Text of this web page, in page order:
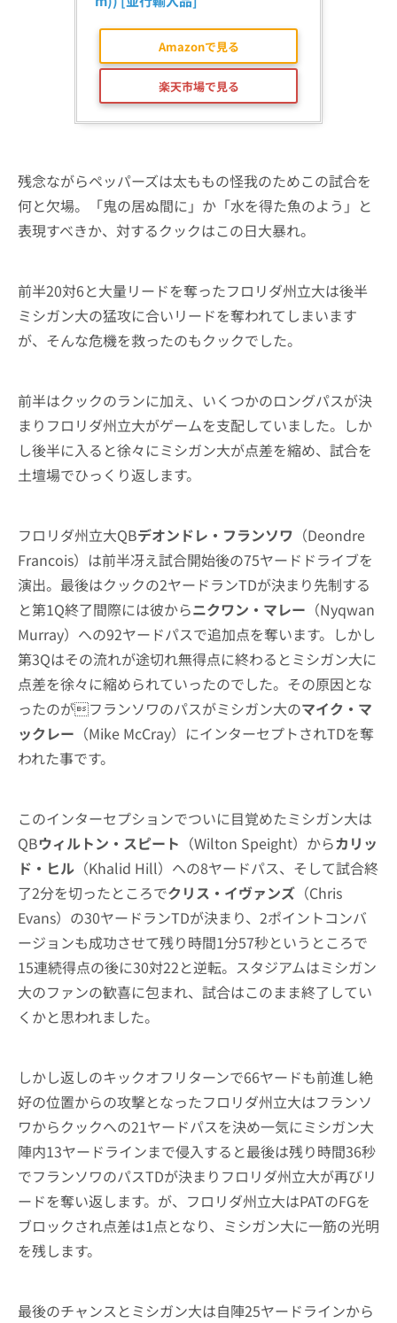
Amazonで見る
楽天市場で見る
残念ながらペッパーズは太ももの怪我のためこの試合を
何と欠場。「鬼の居ぬ間に」か「水を得た魚のよう」と
表現すべきか、対するクックはこの日大暴れ。
前半20対6と大量リードを奪ったフロリダ州立大は後半
ミシガン大の猛攻に合いリードを奪われてしまいます
が、そんな危機を救ったのもクックでした。
前半はクックのランに加え、いくつかのロングパスが決
まりフロリダ州立大がゲームを支配していました。しか
し後半に入ると徐々にミシガン大が点差を縮め、試合を
土壇場でひっくり返します。
フロリダ州立大QBデオンドレ・フランソワ （Deondre
Francois）は前半冴え試合開始後の75ヤードドライブを
演出。最後はクックの2ヤードランTDが決まり先制する
と第1Q終了間際には彼からニクワン・マレー （Nyqwan
Murray）への92ヤードパスで追加点を奪います。しかし
第3Qはその流れが途切れ無得点に終わるとミシガン大に
点差を徐々に縮められていったのでした。その原因とな
ったのがフランソワのパスがミシガン大のマイク・マ
ックレー （Mike McCray）にインターセプトされTDを奪
われた事です。
このインターセプションでついに目覚めたミシガン大は
QBウィルトン・スピート （Wilton Speight）からカリッ
ド・ヒル （Khalid Hill）への8ヤードパス、そして試合終
了2分を切ったところでクリス・イヴァンズ （Chris
Evans）の30ヤードランTDが決まり、2ポイントコンバ
ージョンも成功させて残り時間1分57秒というところで
15連続得点の後に30対22と逆転。スタジアムはミシガン
大のファンの歓喜に包まれ、試合はこのまま終了してい
くかと思われました。
しかし返しのキックオフリターンで66ヤードも前進し絶
好の位置からの攻撃となったフロリダ州立大はフランソ
ワからクックへの21ヤードパスを決め一気にミシガン大
陣内13ヤードラインまで侵入すると最後は残り時間36秒
でフランソワのパスTDが決まりフロリダ州立大が再びリ
ードを奪い返します。が、フロリダ州立大はPATのFGを
ブロックされ点差は1点となり、ミシガン大に一筋の光明
を残します。
最後のチャンスとミシガン大は自陣25ヤードラインから